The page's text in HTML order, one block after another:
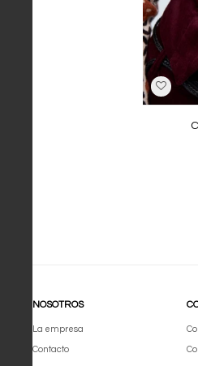
NOSOTROS
La empresa
Contacto